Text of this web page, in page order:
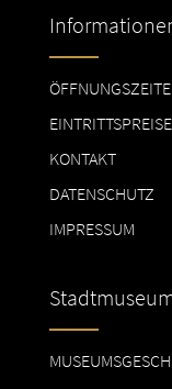
EINTRITTSPREISE
KONTAKT
DATENSCHUTZ
IMPRESSUM